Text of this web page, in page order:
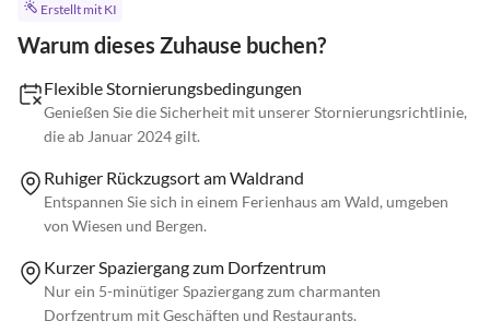
Erstellt mit KI
Warum dieses Zuhause buchen?
Flexible Stornierungsbedingungen
Genießen Sie die Sicherheit mit unserer Stornierungsrichtlinie,
die ab Januar 2024 gilt.
Ruhiger Rückzugsort am Waldrand
Entspannen Sie sich in einem Ferienhaus am Wald, umgeben
von Wiesen und Bergen.
Kurzer Spaziergang zum Dorfzentrum
Nur ein 5-minütiger Spaziergang zum charmanten
Dorfzentrum mit Geschäften und Restaurants.